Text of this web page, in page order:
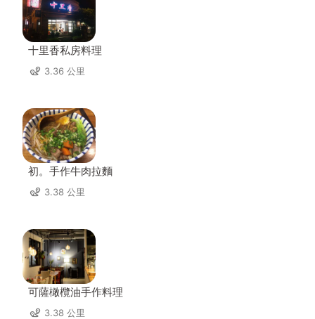
十里香私房料理
3.36 公里
初。手作牛肉拉麵
3.38 公里
可薩橄欖油手作料理
3.38 公里